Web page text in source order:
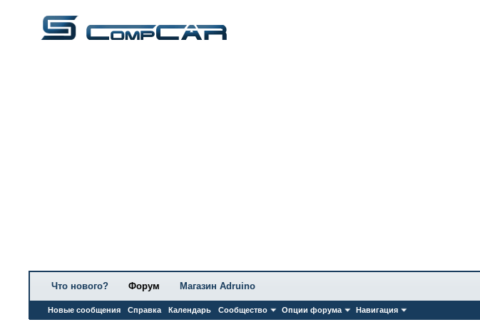
Что нового? Форум
Новые сообщения Справка Календарь Сообщество Опции форума Навигация
Магазин Adruino